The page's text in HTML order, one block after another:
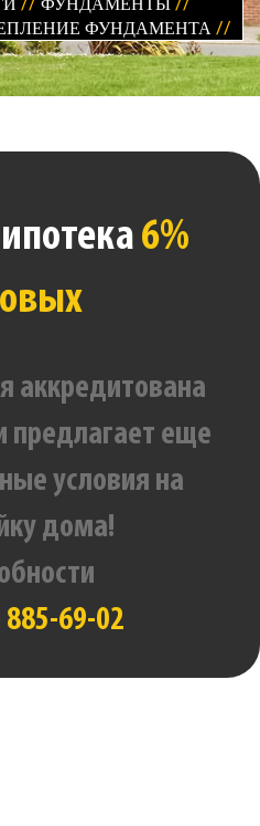
ФУНДАМЕНТА//
6%
аккредитована
предлагает еще
условия на
дома!
69-02